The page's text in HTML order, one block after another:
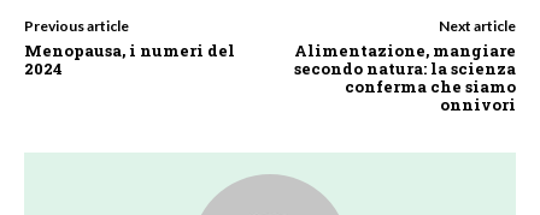
Previous article
Menopausa, i numeri del
2024
Next article
Alimentazione, mangiare
secondo natura: la scienza
conferma che siamo
onnivori